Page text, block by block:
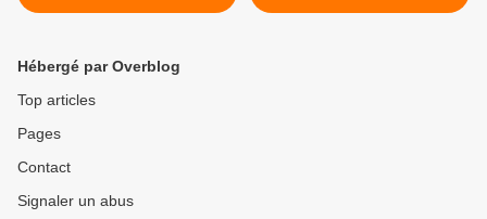
Hébergé par Overblog
Top articles
Pages
Contact
Signaler un abus